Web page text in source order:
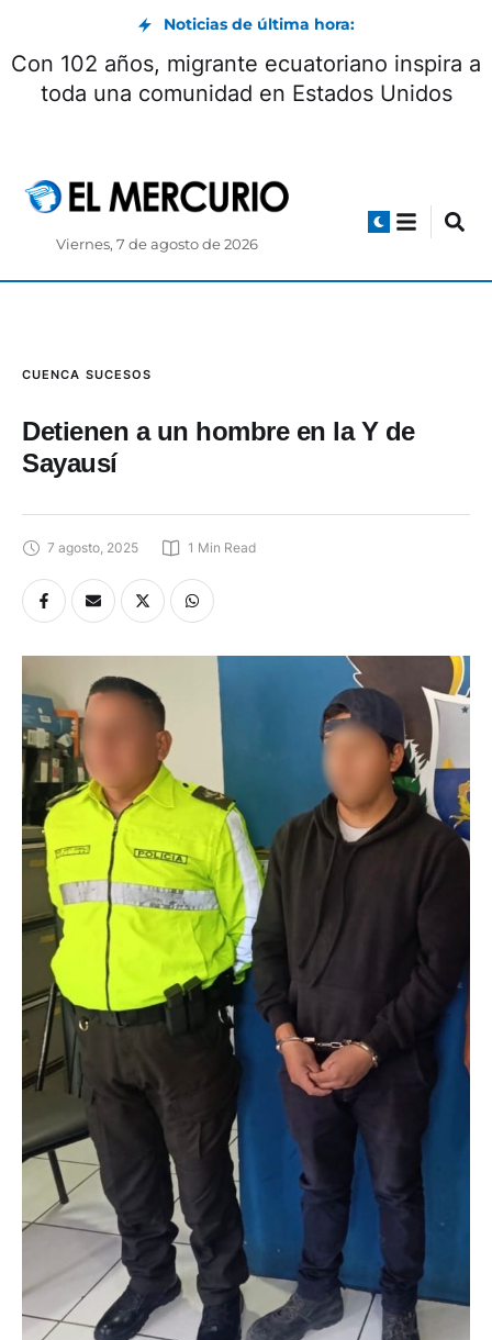
Noticias de última hora:
Con 102 años, migrante ecuatoriano inspira a
toda una comunidad en Estados Unidos
Viernes, 7 de agosto de 2026
CUENCA SUCESOS
Detienen a un hombre en la Y de
Sayausí
7 agosto, 2025 1 Min Read